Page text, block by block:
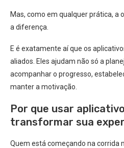
Mas, como em qualquer prática, a
a diferença.
E é exatamente aí que os
aliados. Eles ajudam não só a
acompanhar o progresso,
manter a motivação.
Por que usar
transformar sua
Quem está começando na corrida